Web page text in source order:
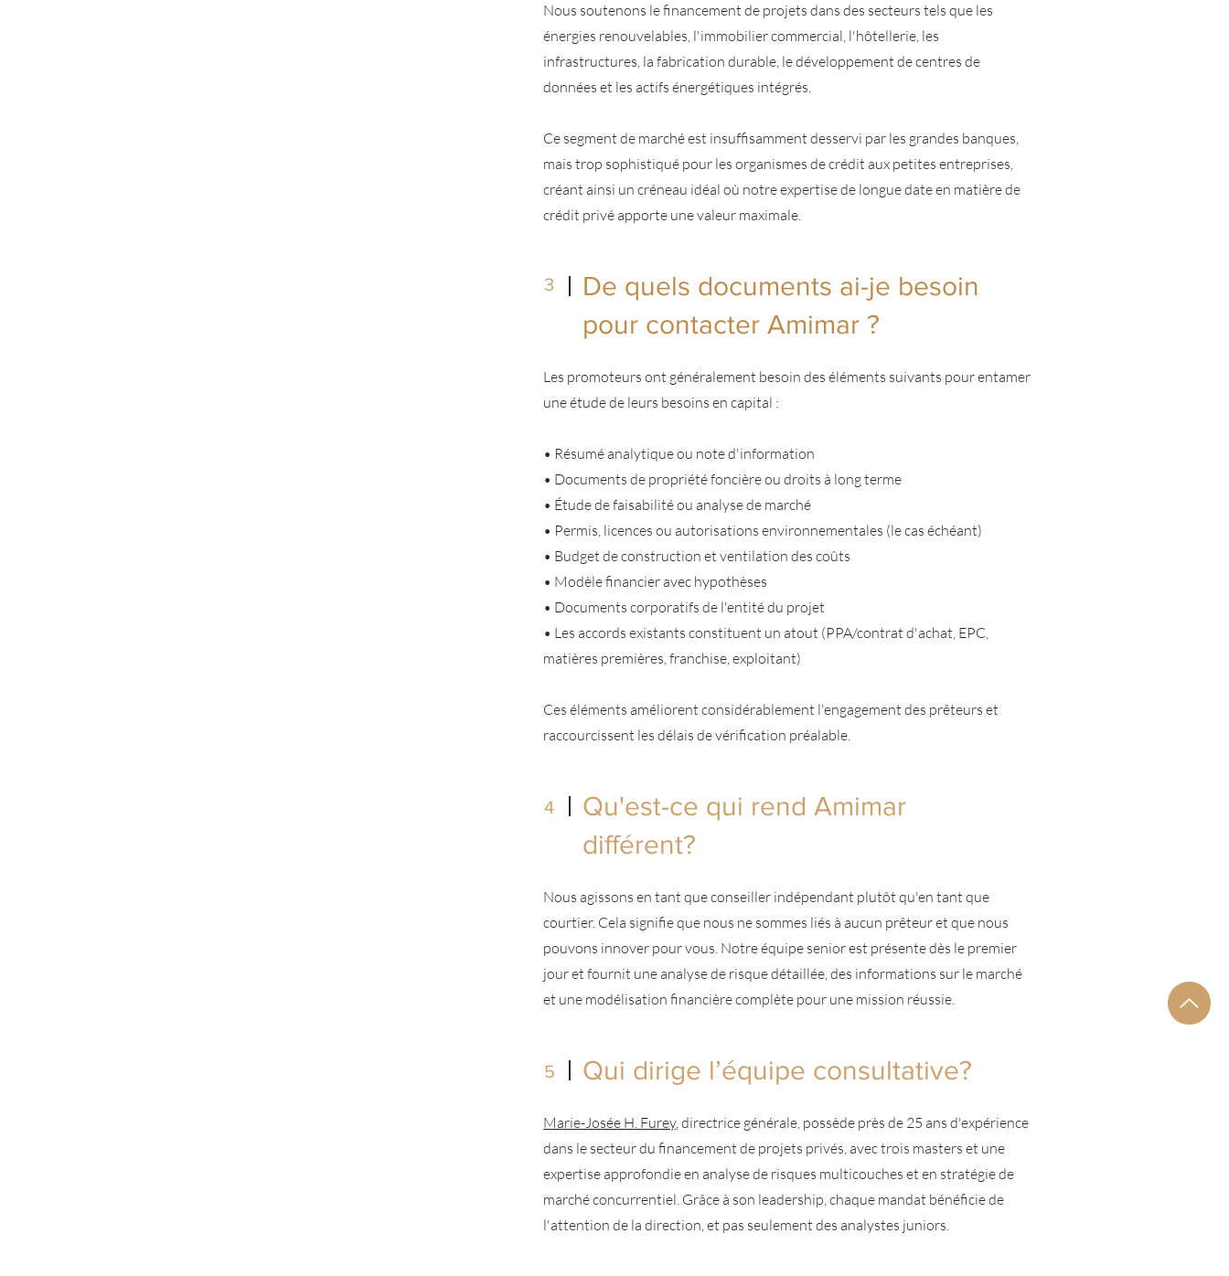
Nous soutenons le financement de projets dans des secteurs tels que les
énergies renouvelables, l'immobilier commercial, l'hôtellerie, les
infrastructures, la fabrication durable, le développement de centres de
données et les actifs énergétiques intégrés.
Ce segment de marché est insuffisamment desservi par les grandes banques,
mais trop sophistiqué pour les organismes de crédit aux petites entreprises,
créant ainsi un créneau idéal où notre expertise de longue date en matière de
crédit privé apporte une valeur maximale.
3
De quels documents ai-je besoin
pour contacter Amimar ?
Les promoteurs ont généralement besoin des éléments suivants pour entamer
une étude de leurs besoins en capital :
• Résumé analytique ou note d'information
• Documents de propriété foncière ou droits à long terme
• Étude de faisabilité ou analyse de marché
• Permis, licences ou autorisations environnementales (le cas échéant)
• Budget de construction et ventilation des coûts
• Modèle financier avec hypothèses
• Documents corporatifs de l'entité du projet
• Les accords existants constituent un atout (PPA/contrat d'achat, EPC,
matières premières, franchise, exploitant)
Ces éléments améliorent considérablement l'engagement des prêteurs et
raccourcissent les délais de vérification préalable.
4
Qu'est-ce qui rend Amimar
différent?
Nous agissons en tant que conseiller indépendant plutôt qu'en tant que
courtier. Cela signifie que nous ne sommes liés à aucun prêteur et que nous
pouvons innover pour vous. Notre équipe senior est présente dès le premier
jour et fournit une analyse de risque détaillée, des informations sur le marché
et une modélisation financière complète pour une mission réussie.
5 Qui dirige l’équipe consultative?
Marie-Josée H. Furey, directrice générale, possède près de 25 ans d'expérience
dans le secteur du financement de projets privés, avec trois masters et une
expertise approfondie en analyse de risques multicouches et en stratégie de
marché concurrentiel. Grâce à son leadership, chaque mandat bénéficie de
l'attention de la direction, et pas seulement des analystes juniors.